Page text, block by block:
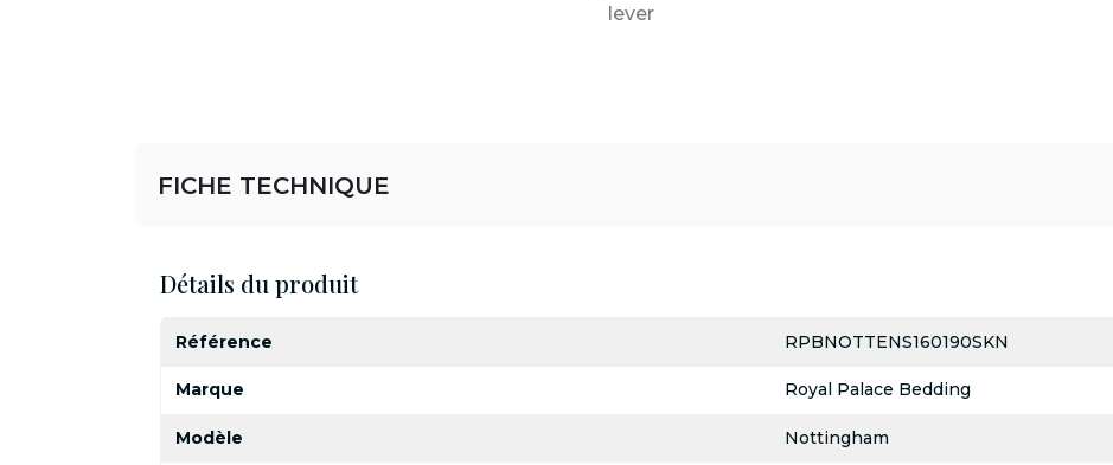
lever
FICHE TECHNIQUE
Détails du produit
Référence RPBNOTTENS160190SKN
Marque Royal Palace Bedding
Modèle Nottingham